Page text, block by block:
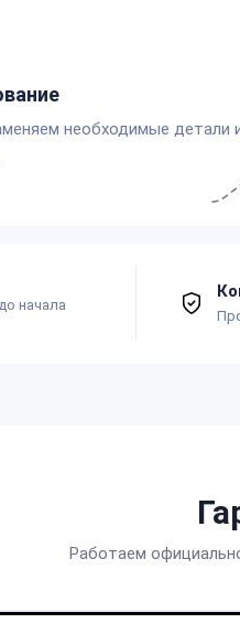
необходимые детали
начала
Работаем